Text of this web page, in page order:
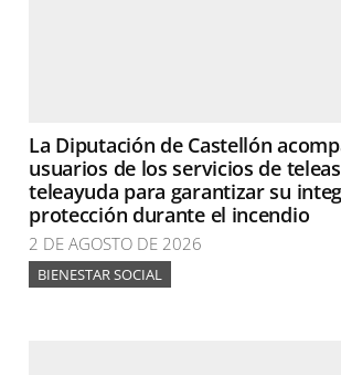
La Diputación de Castellón
usuarios de los servicios de
teleayuda para garantizar su
protección durante el incendio
2 DE AGOSTO DE 2026
BIENESTAR SOCIAL